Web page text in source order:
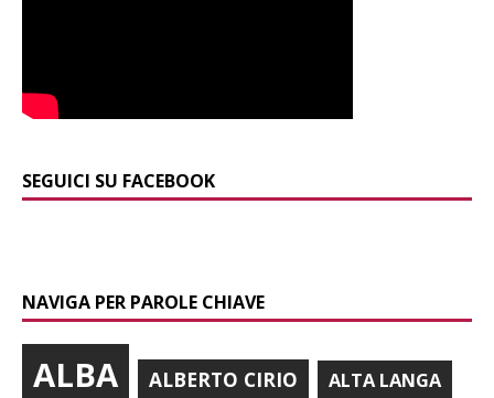
SEGUICI SU FACEBOOK
NAVIGA PER PAROLE CHIAVE
ALBA ALBERTO CIRIO ALTA LANGA